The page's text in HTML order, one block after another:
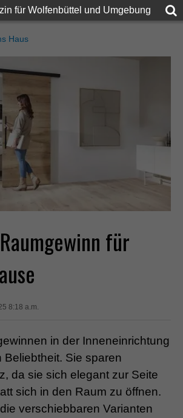
für Wolfenbüttel und Umgebung
Haus
für
8:18 a.m.
in der Inneneinrichtung
Beliebtheit. Sie sparen
da sie sich elegant zur Seite
sich in den Raum zu öffnen.
verschiebbaren Varianten